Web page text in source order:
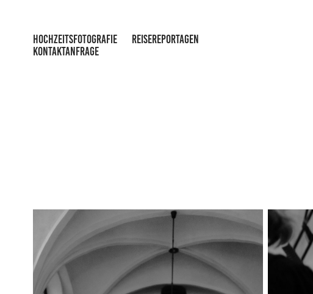
HOCHZEITSFOTOGRAFIE
REISEREPORTAGEN
KONTAKTANFRAGE